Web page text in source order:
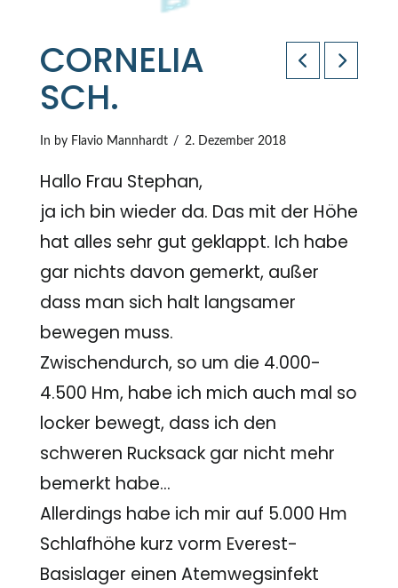
CORNELIA
SCH.
In by Flavio Mannhardt 2. Dezember 2018
Hallo Frau Stephan,
ja ich bin wieder da. Das mit der Höhe
hat alles sehr gut geklappt. Ich habe
gar nichts davon gemerkt, außer
dass man sich halt langsamer
bewegen muss.
Zwischendurch, so um die 4.000-
4.500 Hm, habe ich mich auch mal so
locker bewegt, dass ich den
schweren Rucksack gar nicht mehr
bemerkt habe…
Allerdings habe ich mir auf 5.000 Hm
Schlafhöhe kurz vorm Everest-
Basislager einen Atemwegsinfekt